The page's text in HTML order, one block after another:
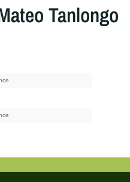
Tanlongo